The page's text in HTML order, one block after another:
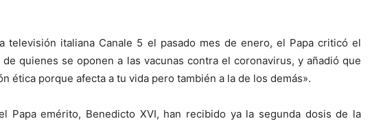
televisión italiana Canale 5 el pasado mes de enero, el Papa criticó el
de quienes se oponen a las vacunas contra el coronavirus, y añadió que
ética porque afecta a tu vida pero también a la de los demás».
Papa emérito, Benedicto XVI, han recibido ya la segunda dosis de la